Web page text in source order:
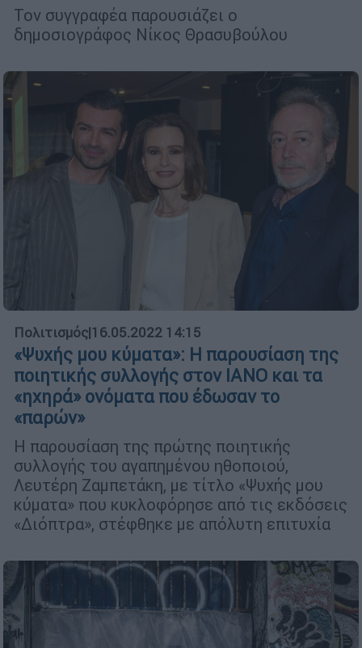
Τον συγγραφέα παρουσιάζει ο
δημοσιογράφος Νίκος Θρασυβούλου
Πολιτισμός|16.05.2022 14:15
«Ψυχής μου κύματα»: Η παρουσίαση της
ποιητικής συλλογής στον ΙΑΝΟ και τα
«ηχηρά» ονόματα που έδωσαν το
«παρών»
Η παρουσίαση της πρώτης ποιητικής
συλλογής του αγαπημένου ηθοποιού,
Λευτέρη Ζαμπετάκη, με τίτλο «Ψυχής μου
κύματα» που κυκλοφόρησε από τις εκδόσεις
«Διόπτρα», στέφθηκε με απόλυτη επιτυχία